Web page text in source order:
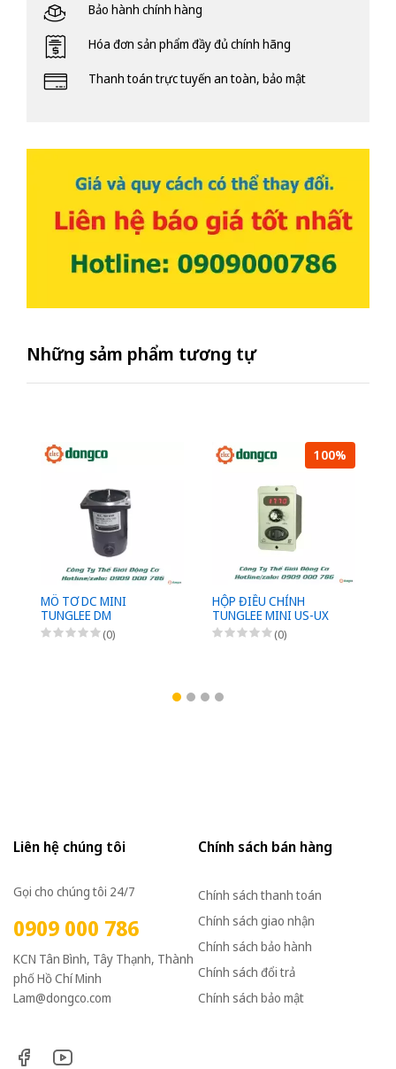
Bảo hành chính hàng
Hóa đơn sản phẩm đầy đủ chính hãng
Thanh toán trực tuyến an toàn, bảo mật
Những sảm phẩm tương tự
MÔ TƠ DC MINI
TUNGLEE DM
(0)
100%
HỘP ĐIỀU CHỈNH
TUNGLEE MINI US-UX
(0)
Liên hệ chúng tôi
Gọi cho chúng tôi 24/7
0909 000 786
KCN Tân Bình, Tây Thạnh, Thành
phố Hồ Chí Minh
Lam@dongco.com
Chính sách bán hàng
Chính sách thanh toán
Chính sách giao nhận
Chính sách bảo hành
Chính sách đổi trả
Chính sách bảo mật